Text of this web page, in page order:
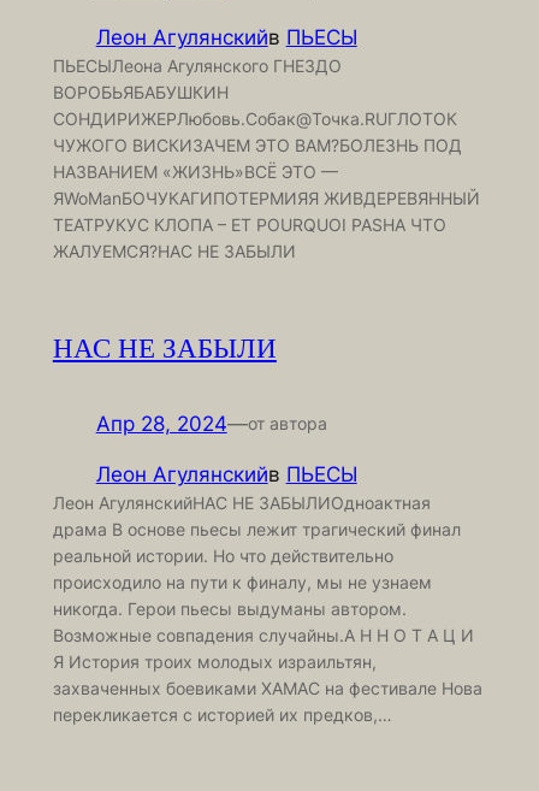
Леон Агулянскийв ПЬЕСЫ
ПЬЕСЫЛеона Агулянского ГНЕЗДО
ВОРОБЬЯБАБУШКИН
СОНДИРИЖЕРЛюбовь.Собак@Точка.RUГЛОТОК
ЧУЖОГО ВИСКИЗАЧЕМ ЭТО ВАМ?БОЛЕЗНЬ ПОД
НАЗВАНИЕМ «ЖИЗНЬ»ВСЁ ЭТО —
ЯWoManБОЧУКАГИПОТЕРМИЯЯ ЖИВДЕРЕВЯННЫЙ
ТЕАТРУКУС КЛОПА – ET POURQUOI PASНА ЧТО
ЖАЛУЕМСЯ?НАС НЕ ЗАБЫЛИ
НАС НЕ ЗАБЫЛИ
Апр 28, 2024—от автора
Леон Агулянскийв ПЬЕСЫ
Леон АгулянскийНАС НЕ ЗАБЫЛИОдноактная
драма В основе пьесы лежит трагический финал
реальной истории. Но что действительно
происходило на пути к финалу, мы не узнаем
никогда. Герои пьесы выдуманы автором.
Возможные совпадения случайны.А Н Н О Т А Ц И
Я История троих молодых израильтян,
захваченных боевиками ХАМАС на фестивале Нова
перекликается с историей их предков,…